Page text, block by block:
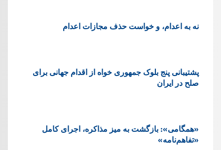
نه به اعدام، و خواست حذف مجازات اعدام
پشتيبانی پنج بلوک جمهوری خواه از اقدام جهانی برای
صلح در ایران
«همگامی»: بازگشت به میز مذاکره، اجرای کامل
«تفاهم‌نامه»